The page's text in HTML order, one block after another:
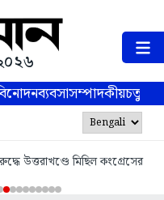
ব্যবসাসম্পাদকীয়
উত্তরাখণ্ডে মিছিল কংগ্রেসের